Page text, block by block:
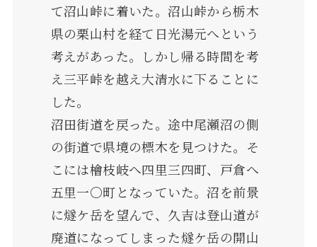
て沼山峠に着いた。沼山峠から栃木
県の栗山村を経て日光湯元へという
考えがあった。しかし帰る時間を考
え三平峠を越え大清水に下ることに
した。
沼田街道を戻った。途中尾瀬沼の側
の街道で県境の標木を見つけた。そ
こには檜枝岐へ四里三四町、戸倉へ
五里一〇町となっていた。沼を前景
に燧ケ岳を望んで、久吉は登山道が
廃道になってしまった燧ケ岳の開山